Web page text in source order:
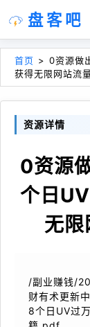
盘客吧
首页 > 0资源做
获得无限网站流
资源详情
0资源
个日
无
/副业赚钱/
财有术更新
8个日UV过